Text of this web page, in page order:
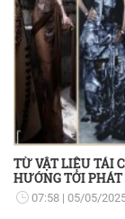
TỪ VẬT LIỆU TÁI
HƯỚNG TỚI
07:58 05/05/